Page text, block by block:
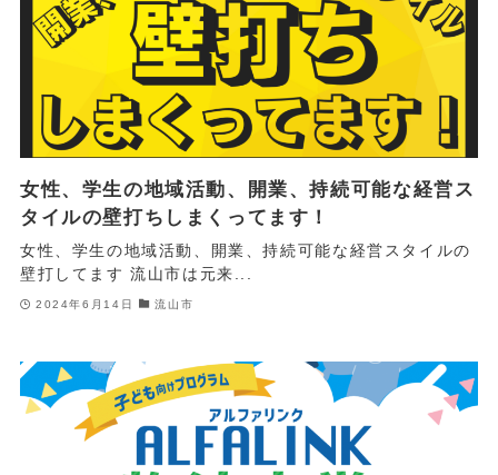
女性、学生の地域活動、開業、持続可能な経営ス
タイルの壁打ちしまくってます！
女性、学生の地域活動、開業、持続可能な経営スタイルの
壁打してます 流山市は元来...
2024年6月14日 流山市